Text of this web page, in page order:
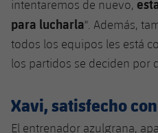
Estadi Johan Cruyff
Barça Cafe
La Masia
plusicon
más
Servicios
plusicon
más
SUB10 B
SUB9 A
SUB8 A
Fotos
Historia
Palmarés
Infantil B
Mini
Entradas
Resultados
Jugadores
Calendario
Resultados
Jugadores
Actualidad
Juvenil
PLUSICON
MÁS
Primer equipo
plusicon
más
Calendario
plusicon
más
Actualidad
intentaremos de nuevo,
para lucharla". Además,
todos los equipos les está
los partidos se deciden por
Xavi, satisfecho
El entrenador azulgrana,